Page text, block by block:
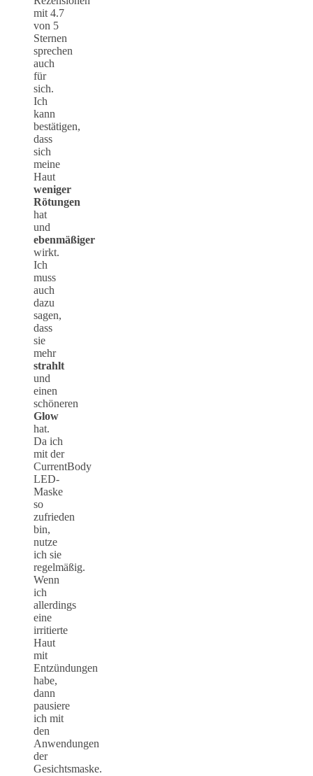
mit 4.7
von 5
Sternen
sprechen
auch
für
sich.
Ich
kann
bestätigen,
dass
sich
meine
Haut
weniger
Rötungen
hat
und
ebenmäßiger
wirkt.
Ich
muss
auch
dazu
sagen,
dass
sie
mehr
strahlt
und
einen
schöneren
Glow
hat.
Da ich
mit der
CurrentBody
LED-
Maske
so
zufrieden
bin,
nutze
ich sie
regelmäßig.
Wenn
ich
allerdings
eine
irritierte
Haut
mit
Entzündungen
habe,
dann
pausiere
ich mit
den
Anwendungen
der
Gesichtsmaske.